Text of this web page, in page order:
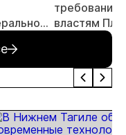
требований к
властям